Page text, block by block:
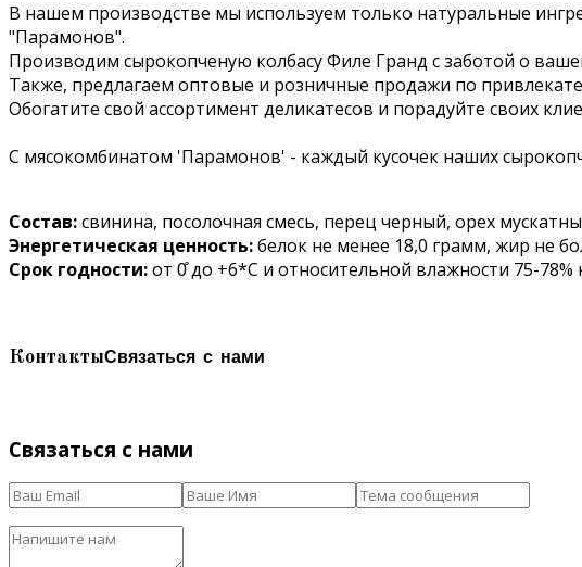
В нашем производстве мы используем только натуральные
"Парамонов".
Производим сырокопченую колбасу Филе Гранд с заботой о
Также, предлагаем оптовые и розничные продажи по
Обогатите свой ассортимент деликатесов и порадуйте своих
С мясокомбинатом 'Парамонов' - каждый кусочек наших
Состав:свинина, посолочная смесь, перец черный, орех
Энергетическая ценность:белок не менее 18,0 грамм, жир не
Срок годности:от 0̊ до +6*С и относительной влажности 75-78%
КонтактыСвязаться с нами
Связаться с нами